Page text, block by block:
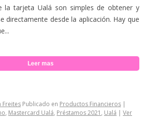
la tarjeta Ualá son simples de obtener y
directamente desde la aplicación. Hay que
Leer mas
Freites Publicado en Productos Financieros |
, Mastercard Ualá, Préstamos 2021 , Ualá | Ver